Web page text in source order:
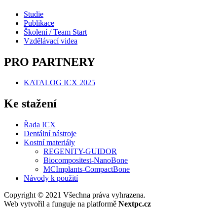
Studie
Publikace
Školení / Team Start
Vzdělávací videa
PRO PARTNERY
KATALOG ICX 2025
Ke stažení
Řada ICX
Dentální nástroje
Kostní materiály
REGENITY-GUIDOR
Biocompositest-NanoBone
MCImplants-CompactBone
Návody k použití
Copyright © 2021 Všechna práva vyhrazena.
Web vytvořil a funguje na platformě Nextpc.cz